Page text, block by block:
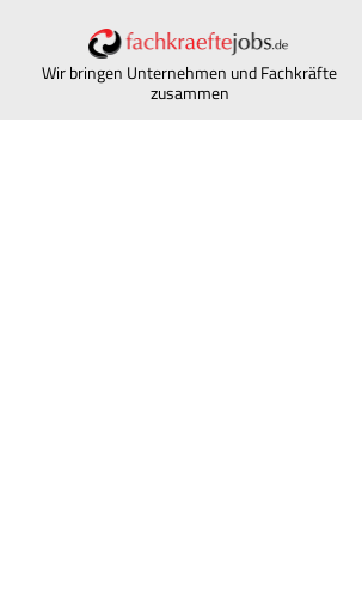
Wir bringen Unternehmen und Fachkräfte
zusammen